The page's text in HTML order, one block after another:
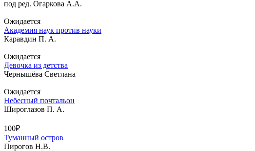
под ред. Огаркова А.А.
Ожидается
Академия наук против науки
Каравдин П. А.
Ожидается
Девочка из детства
Чернышёва Светлана
Ожидается
Небесный почтальон
Широглазов П. А.
100₽
Туманный остров
Пирогов Н.В.